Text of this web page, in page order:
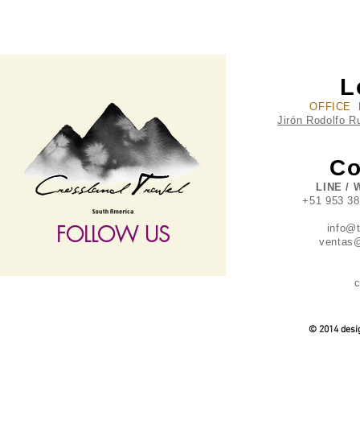
FOLLOW US
OFFICE
Jirón Rodolfo
LINE /
+51 953
© 2014